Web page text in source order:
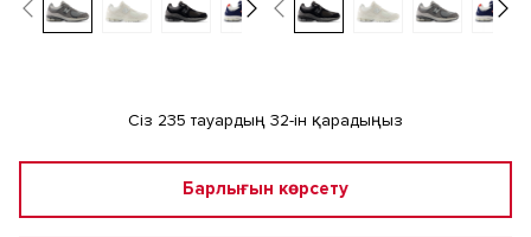
Сіз 235 тауардың 32-ін қарадыңыз
Барлығын көрсету